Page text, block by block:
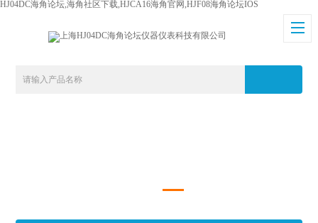
HJ04DC海角论坛,海角社区下载,HJCA16海角官网,HJF08海角论坛IOS